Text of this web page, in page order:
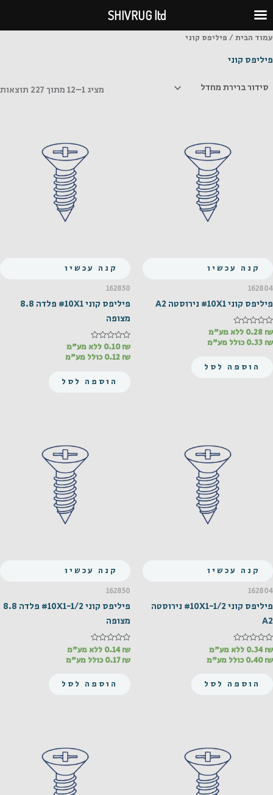
לתוכן
עמוד הבית/ פיליפס קוני
פיליפס קוני
מציג 1–12 מתוך 227 תוצאות
קנה עכשיו
162804
פיליפס קוני #10X1 נירוסטה A2
דורג
מתוך
0.28 ₪
ללא מע"מ
0.33 ₪ כולל מע"מ
הוספה לסל
קנה עכשיו
162850
פיליפס קוני #10X1 פלדה 8.8
מצופה
דורג
מתוך
0.10₪
ללא מע"מ
0.12 ₪ כולל מע"מ
הוספה לסל
קנה עכשיו
162804
פיליפס קוני #10X1-1/2 נירוסטה
A2
דורג
מתוך
0.34₪
ללא מע"מ
0.40₪ כולל מע"מ
הוספה לסל
קנה עכשיו
162850
פיליפס קוני #10X1-1/2 פלדה 8.8
מצופה
דורג
מתוך
0.14₪
ללא מע"מ
0.17₪ כולל מע"מ
הוספה לסל
SHIVRUG ltd